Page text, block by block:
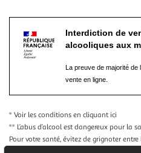
Interdiction de
alcooliques aux
La preuve de majorité
vente en ligne.
* Voir les conditions en cliquant ici
** L’abus d’alcool est dangereux pour la
Pour votre santé, évitez de grignoter entre